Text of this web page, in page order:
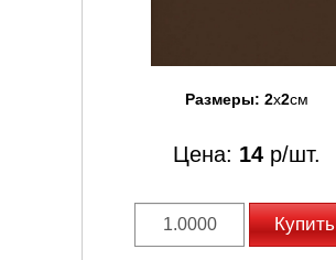
Размеры: 2x2см
Цена: 14 р/шт.
Купить